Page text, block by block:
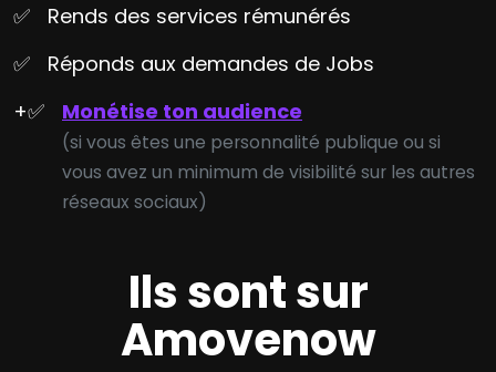
✅
Rends des services rémunérés
✅
Réponds aux demandes de Jobs
+✅ Monétise ton audience
(si vous êtes une personnalité publique ou si
vous avez un minimum de visibilité sur les autres
réseaux sociaux)
Ils sont sur
Amovenow